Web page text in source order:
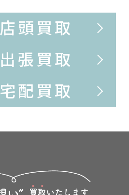
店頭買取
出張買取
宅配買取